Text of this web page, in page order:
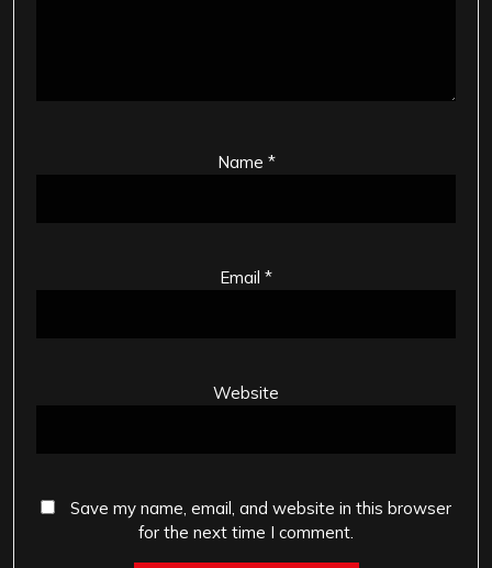
Name *
Email *
Website
Save my name, email, and website in this browser
for the next time I comment.